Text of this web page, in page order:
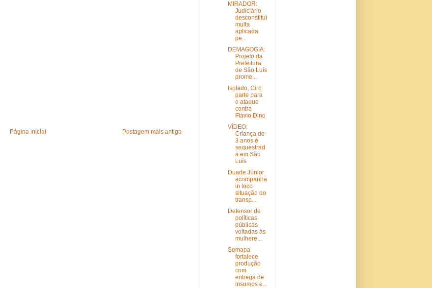
Postagem mais antiga
Página inicial
MIRADOR:
Judiciário
desconstitui
multa
aplicada
pe...
DEMAGOGIA:
Projeto da
Prefeitura
de São Luís
prome...
Isolado, Ciro
parte para
o ataque
contra
Flávio Dino
VÍDEO:
Criança de
3 anos é
sequestrad
a em São
Luís
Duarte Júnior
acompanha
in loco
situação do
transp...
Defensor de
políticas
públicas
voltadas às
mulhere...
Semapa
fortalece
produção
com
entrega de
insumos e...